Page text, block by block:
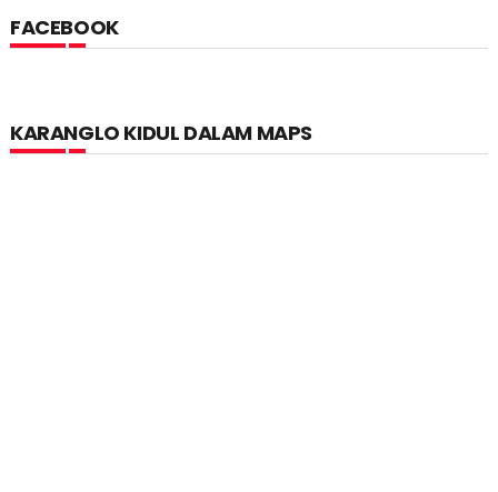
FACEBOOK
KARANGLO KIDUL DALAM MAPS